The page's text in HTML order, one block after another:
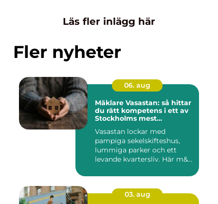
Läs fler inlägg här
Fler nyheter
06. aug
Mäklare Vasastan: så hittar
du rätt kompetens i ett av
Stockholms mest
Vasastan lockar med
pampiga sekelskifteshus,
lummiga parker och ett
levande kvartersliv. Här m&...
03. aug